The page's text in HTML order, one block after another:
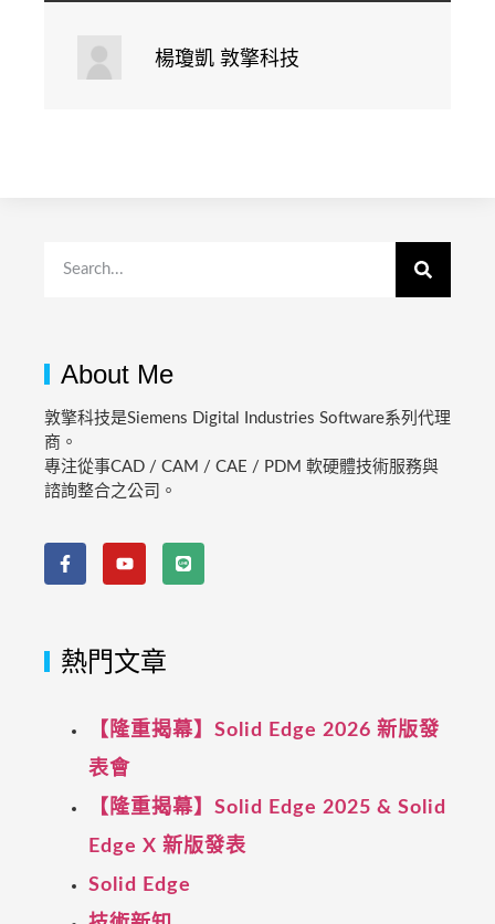
楊瓊凱 敦擎科技
About Me
敦擎科技是Siemens Digital Industries Software系列代理
商。
專注從事CAD / CAM / CAE / PDM 軟硬體技術服務與
諮詢整合之公司。
熱門文章
【隆重揭幕】Solid Edge 2026 新版發
表會
【隆重揭幕】Solid Edge 2025 & Solid
Edge X 新版發表
Solid Edge